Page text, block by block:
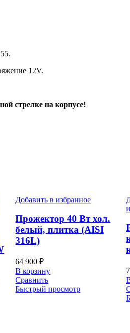
12V.
стрелке на корпусе!
Добавить в избранное
Прожектор 40 Вт хол.
белый, плитка (AISI
316L)
64 900₽
В корзину
Сравнить
Быстрый просмотр